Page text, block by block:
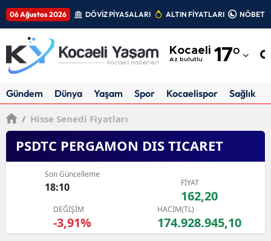
06 Ağustos 2026 DÖVİZ PİYASALARI ALTIN FİYATLARI
Kocaeli
Az bulutlu 17°
Adıyaman
Ankara
Antalya
Artvin
Aydın
Gündem Dünya Yaşam Spor Kocaelispor Sağlık
/ Hisse Senedi Fiyatları
PSDTC PERGAMON DIS TICARET
Son Güncelleme
18:10 FİYAT
162,20
DEĞİŞİM
-3,91%
HACİM(TL)
174.928.945,10